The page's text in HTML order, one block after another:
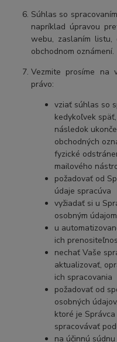
Súhlas so
napríklad úpravou
webu, zaslaním
obchodnom oznámení.
Vezmite prosíme na
právo:
vziať súhlas so
kedykoľvek
následok
obchodných
fyzické
mailového
požadovať od
údaje spracúva
vyžiadať si u
osobným
u
ich
nechať Vaše
aktualizovať,
ich spracovania
požadovať od
osobných
ktoré je
spracovávať
na účinnú